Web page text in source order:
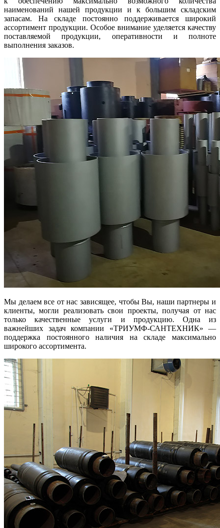
наименований нашей продукции и к большим складским
запасам. На складе постоянно поддерживается широкий
ассортимент продукции. Особое внимание уделяется качеству
поставляемой продукции, оперативности и полноте
выполнения заказов.
Мы делаем все от нас зависящее, чтобы Вы, наши партнеры и
клиенты, могли реализовать свои проекты, получая от нас
только качественные услуги и продукцию. Одна из
важнейших задач компании «ТРИУМФ-САНТЕХНИК» —
поддержка постоянного наличия на складе максимально
широкого ассортимента.